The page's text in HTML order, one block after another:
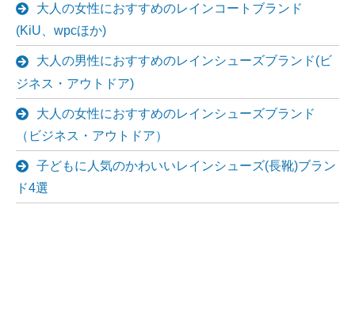
大人の女性におすすめのレインコートブランド
(KiU、wpcほか)
大人の男性におすすめのレインシューズブランド(ビ
ジネス・アウトドア)
大人の女性におすすめのレインシューズブランド
（ビジネス・アウトドア）
子どもに人気のかわいいレインシューズ(長靴)ブラン
ド4選